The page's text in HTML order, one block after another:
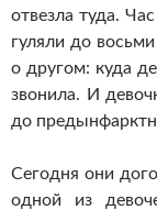
отвезла туда.
гуляли до
о другом: куда
звонила. И
до
Сегодня они
одной из